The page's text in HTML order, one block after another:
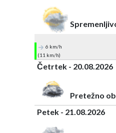
6 km/h
(11 km/h)
Četrtek - 20.08.2026
Pretežno
Petek - 21.08.2026